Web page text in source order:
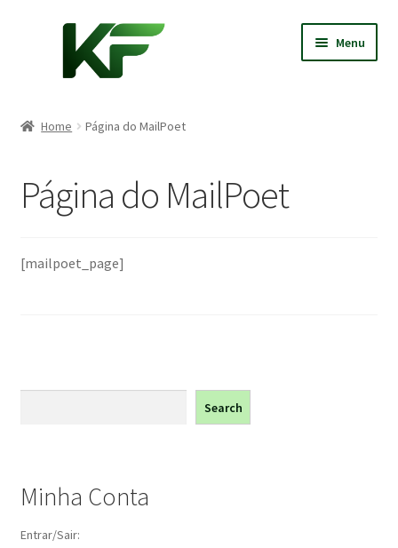
navigation
content
Menu
Carrinho
Home Página do MailPoet
Página do MailPoet
[mailpoet_page]
Search
Minha Conta
Entrar/Sair: